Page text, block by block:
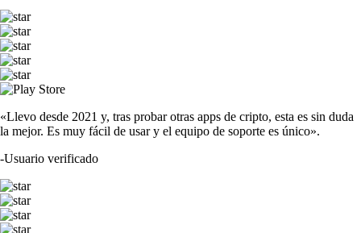
«Llevo desde 2021 y, tras probar otras apps de cripto, esta es sin duda
la mejor. Es muy fácil de usar y el equipo de soporte es único».
-Usuario verificado